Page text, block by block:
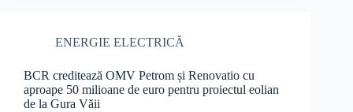
ENERGIE ELECTRICĂ
BCR creditează OMV Petrom și Renovatio cu
aproape 50 milioane de euro pentru proiectul eolian
de la Gura Văii